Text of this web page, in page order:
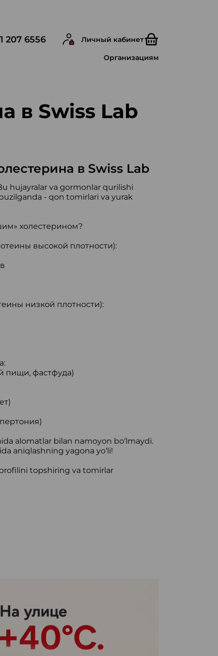
207 6556 Личный кабинет
Организациям
в Swiss Lab
в Swiss Lab
hujayralar va gormonlar qurilishi
- qon tomirlari va yurak
холестерином?
высокой плотности):
низкой плотности):
пищи, фастфуда)
alomatlar bilan namoyon bo‘lmaydi.
aniqlashning yagona yo‘li!
topshiring va tomirlar